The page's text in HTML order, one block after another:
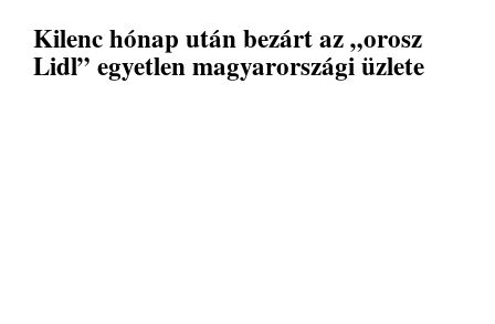
Kilenc hónap után bezárt az „orosz
Lidl” egyetlen magyarországi üzlete